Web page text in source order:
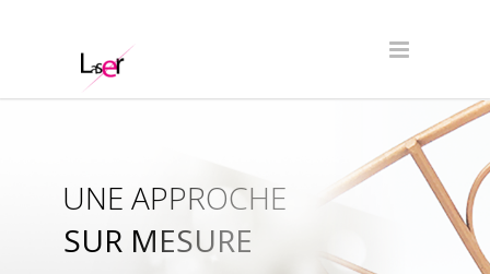
SUR MESURE
UNE APPROCHE